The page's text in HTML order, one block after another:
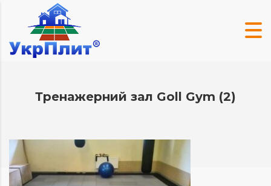
Тренажерний зал Goll Gym (2)